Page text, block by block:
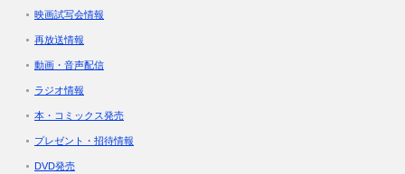
映画試写会情報
再放送情報
動画・音声配信
ラジオ情報
本・コミックス発売
プレゼント・招待情報
DVD発売